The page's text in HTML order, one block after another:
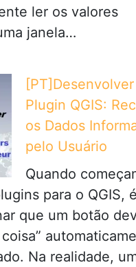
ler os valores
janela…
Plugin QGIS:
os Dados
pelo Usuário
Quando
para o QGIS, é
que um botão
Na realidade,